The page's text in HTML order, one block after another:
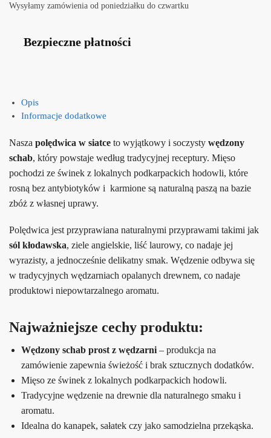
Wysyłamy zamówienia od poniedziałku do czwartku
Bezpieczne płatności
Opis
Informacje dodatkowe
Nasza polędwica w siatce to wyjątkowy i soczysty wędzony
schab, który powstaje według tradycyjnej receptury. Mięso
pochodzi ze świnek z lokalnych podkarpackich hodowli, które
rosną bez antybiotyków i karmione są naturalną paszą na bazie
zbóż z własnej uprawy.
Polędwica jest przyprawiana naturalnymi przyprawami takimi jak
sól kłodawska, ziele angielskie, liść laurowy, co nadaje jej
wyrazisty, a jednocześnie delikatny smak. Wędzenie odbywa się
w tradycyjnych wędzarniach opalanych drewnem, co nadaje
produktowi niepowtarzalnego aromatu.
Najważniejsze cechy produktu:
Wędzony schab prost z wędzarni – produkcja na
zamówienie zapewnia świeżość i brak sztucznych dodatków.
Mięso ze świnek z lokalnych podkarpackich hodowli.
Tradycyjne wędzenie na drewnie dla naturalnego smaku i
aromatu.
Idealna do kanapek, sałatek czy jako samodzielna przekąska.